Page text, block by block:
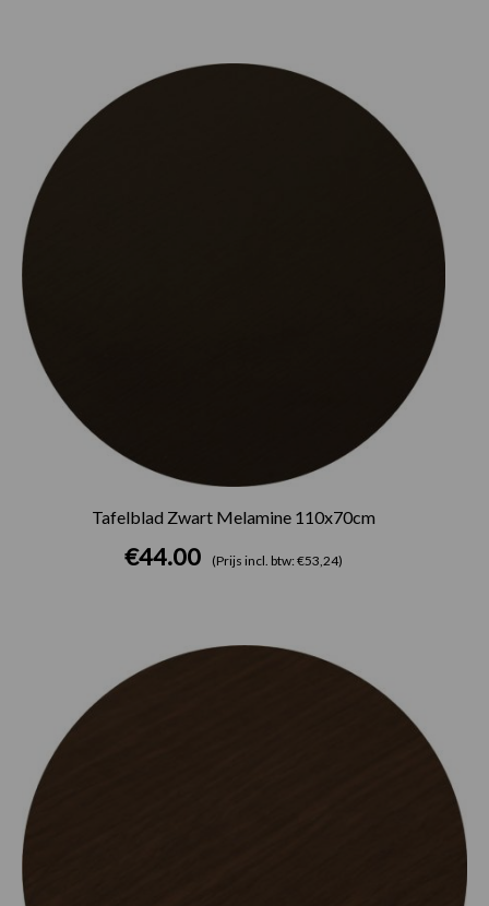
Tafelblad Zwart Melamine 110x70cm
€44.00 (Prijs incl. btw: €53,24)